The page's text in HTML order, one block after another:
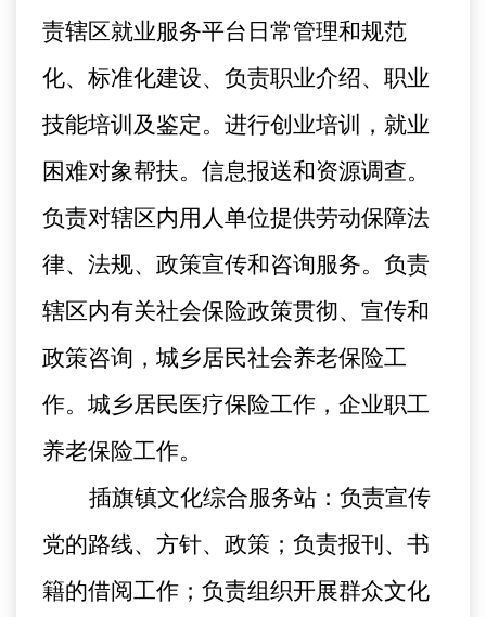
责辖区就业服务平台日常管理和规范
化、标准化建设、负责职业介绍、职业
技能培训及鉴定。进行创业培训，就业
困难对象帮扶。信息报送和资源调查。
负责对辖区内用人单位提供劳动保障法
律、法规、政策宣传和咨询服务。负责
辖区内有关社会保险政策贯彻、宣传和
政策咨询，城乡居民社会养老保险工
作。城乡居民医疗保险工作，企业职工
养老保险工作。
插旗镇文化综合服务站：负责宣传
党的路线、方针、政策；负责报刊、书
籍的借阅工作；负责组织开展群众文化